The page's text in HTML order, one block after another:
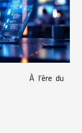
À l’ère du